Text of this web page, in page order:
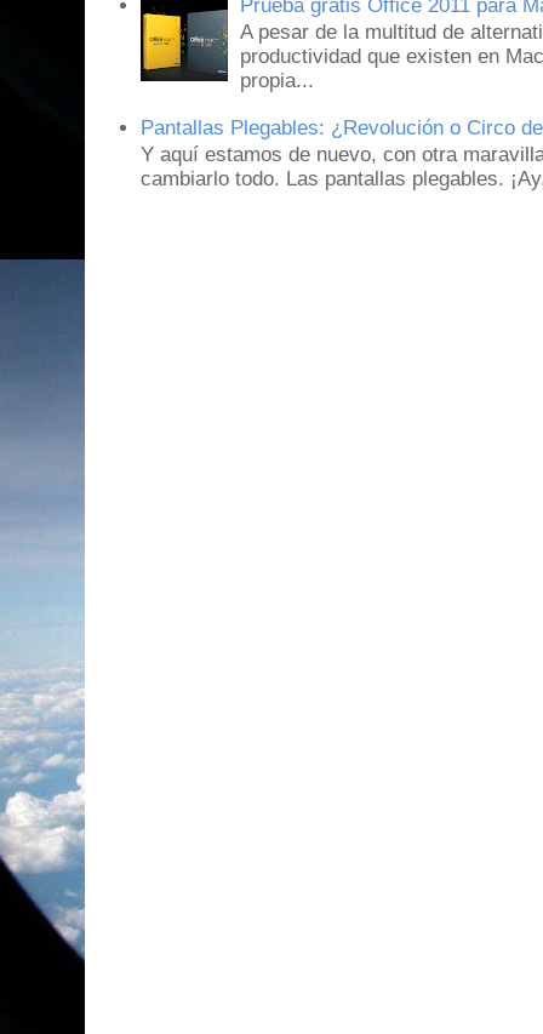
Prueba gratis Office 2011 para
A pesar de la multitud de
productividad que existen en
propia...
Pantallas Plegables: ¿Revolución o Circo
Y aquí estamos de nuevo, con otra
cambiarlo todo. Las pantallas plegables.